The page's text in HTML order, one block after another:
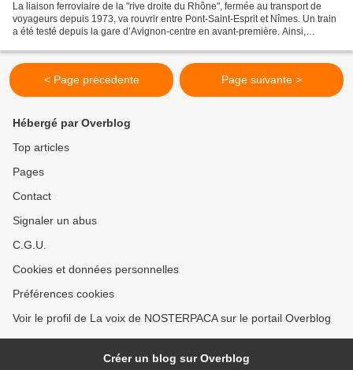
La liaison ferroviaire de la "rive droite du Rhône", fermée au transport de
voyageurs depuis 1973, va rouvrir entre Pont-Saint-Esprit et Nîmes. Un train
a été testé depuis la gare d’Avignon-centre en avant-première. Ainsi,
< Page précédente Page suivante >
Hébergé par Overblog
Top articles
Pages
Contact
Signaler un abus
C.G.U.
Cookies et données personnelles
Préférences cookies
Voir le profil de La voix de NOSTERPACA sur le portail Overblog
Créer un blog sur Overblog